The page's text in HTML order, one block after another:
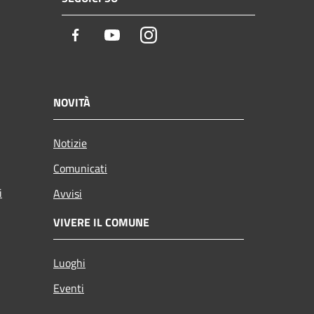
Facebook YoutubeInstagram
NOVITÀ
Notizie
Comunicati
Avvisi
VIVERE IL COMUNE
Luoghi
Eventi